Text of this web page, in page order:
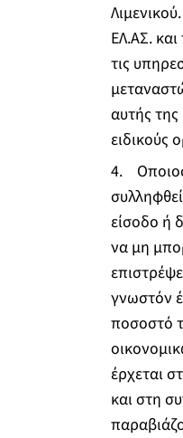
ΕΛ.ΑΣ.
τις
αυτής
ειδικούς
4.
είσοδο ή
να μη
γνωστόν
ποσοστό
έρχεται
και στη